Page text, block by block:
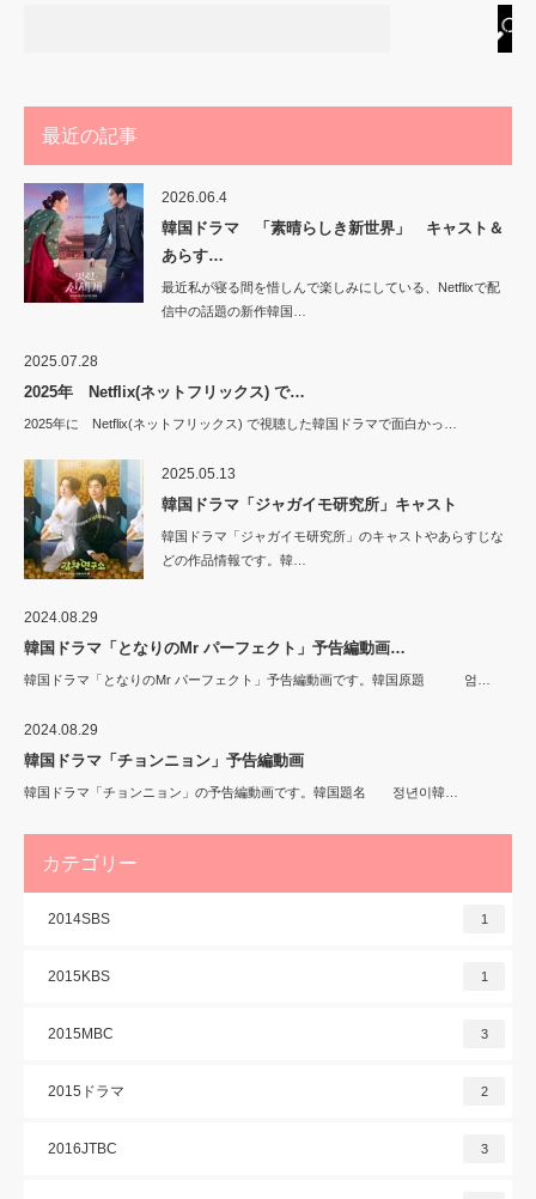
最近の記事
2026.06.4
韓国ドラマ 「素晴らしき新世界」 キャスト＆
あらす…
最近私が寝る間を惜しんで楽しみにしている、Netflixで配
信中の話題の新作韓国…
2025.07.28
2025年 Netflix(ネットフリックス) で…
2025年に Netflix(ネットフリックス) で視聴した韓国ドラマで面白かっ…
2025.05.13
韓国ドラマ「ジャガイモ研究所」キャスト
韓国ドラマ「ジャガイモ研究所」のキャストやあらすじな
どの作品情報です。韓…
2024.08.29
韓国ドラマ「となりのMr パーフェクト」予告編動画…
韓国ドラマ「となりのMr パーフェクト」予告編動画です。韓国原題 엄…
2024.08.29
韓国ドラマ「チョンニョン」予告編動画
韓国ドラマ「チョンニョン」の予告編動画です。韓国題名 정년이韓…
カテゴリー
2014SBS 1
2015KBS 1
2015MBC 3
2015ドラマ 2
2016JTBC 3